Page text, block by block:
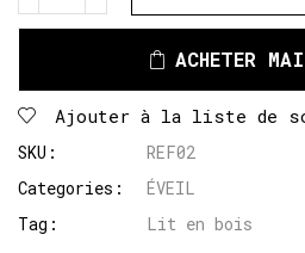
ACHETER
Ajouter à la liste de
SKU:
REF02
Categories:
ÉVEIL
Tag:
Lit en bois